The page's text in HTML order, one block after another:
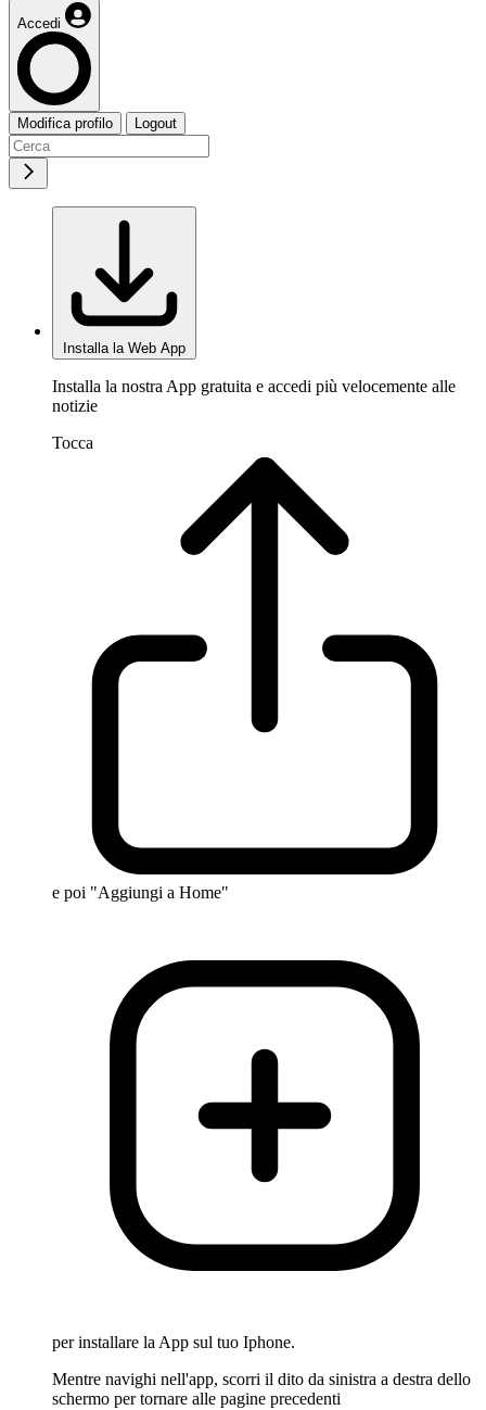
Accedi
Modifica profilo Logout
Installa la Web App
Installa la nostra App gratuita e accedi più velocemente alle
notizie
Tocca
e poi "Aggiungi a Home"
per installare la App sul tuo Iphone.
Mentre navighi nell'app, scorri il dito da sinistra a destra dello
schermo per tornare alle pagine precedenti